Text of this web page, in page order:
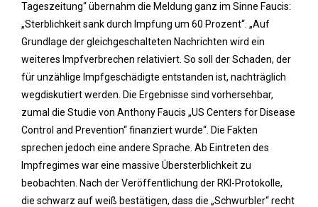
Tageszeitung“ übernahm die Meldung ganz im Sinne Faucis:
„Sterblichkeit sank durch Impfung um 60 Prozent“. „Auf
Grundlage der gleichgeschalteten Nachrichten wird ein
weiteres Impfverbrechen relativiert. So soll der Schaden, der
für unzählige Impfgeschädigte entstanden ist, nachträglich
wegdiskutiert werden. Die Ergebnisse sind vorhersehbar,
zumal die Studie von Anthony Faucis „US Centers for Disease
Control and Prevention“ finanziert wurde“. Die Fakten
sprechen jedoch eine andere Sprache. Ab Eintreten des
Impfregimes war eine massive Übersterblichkeit zu
beobachten. Nach der Veröffentlichung der RKI-Protokolle,
die schwarz auf weiß bestätigen, dass die „Schwurbler“ recht